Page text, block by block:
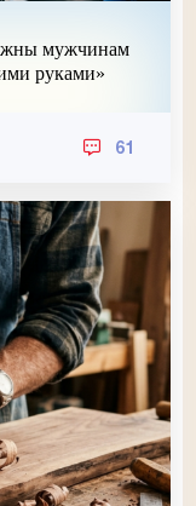
мужчинам
руками»
61